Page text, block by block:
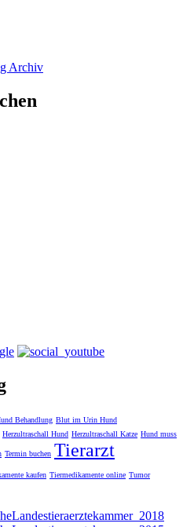
Archiv
Behandlung Blut im Urin Hund
Herzultraschall Hund Herzultraschall Katze Hund muss
Termin buchen Tierarzt
kaufen Tiermedikamente online Tumor